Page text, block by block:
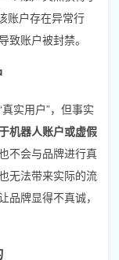
账户存在异常行
致账户被封禁。
实用户”，但事实
机器人账户或虚假
不会与品牌进行真
无法带来实际的流
牌显得不真诚，